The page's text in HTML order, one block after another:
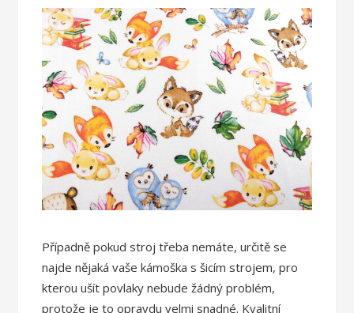
Případně pokud stroj třeba nemáte, určitě se
najde nějaká vaše kámoška s šicím strojem, pro
kterou ušít povlaky nebude žádný problém,
protože je to opravdu velmi snadné. Kvalitní